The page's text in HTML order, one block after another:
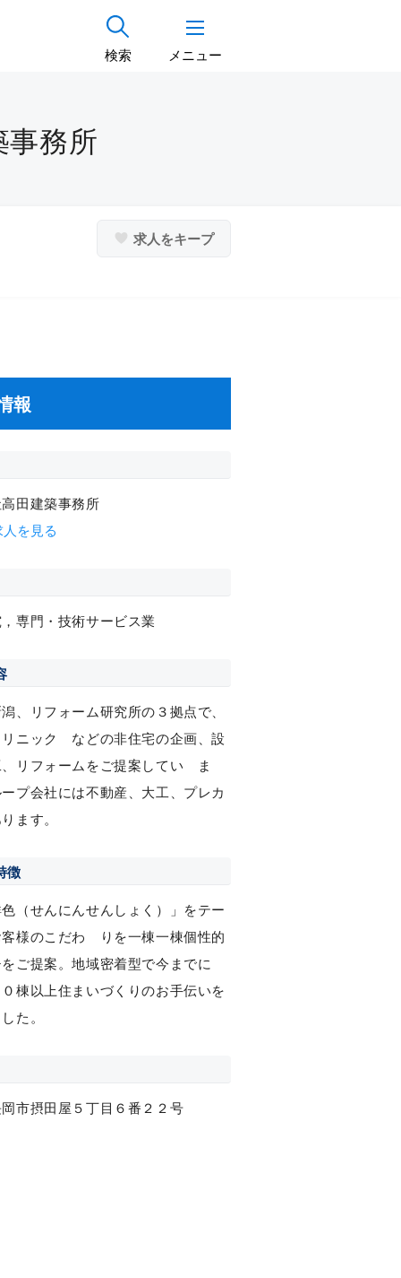
検索 メニュー
務所
求人をキープ
報
田建築事務所
を見る
専門・技術サービス業
、リフォーム研究所の３拠点で、
ニック などの非住宅の企画、設
リフォームをご提案してい ま
プ会社には不動産、大工、プレカ
ます。
徴
色（せんにんせんしょく）」をテー
客様のこだわ りを一棟一棟個性的
ご提案。地域密着型で今までに
棟以上住まいづくりのお手伝いを
た。
市摂田屋５丁目６番２２号